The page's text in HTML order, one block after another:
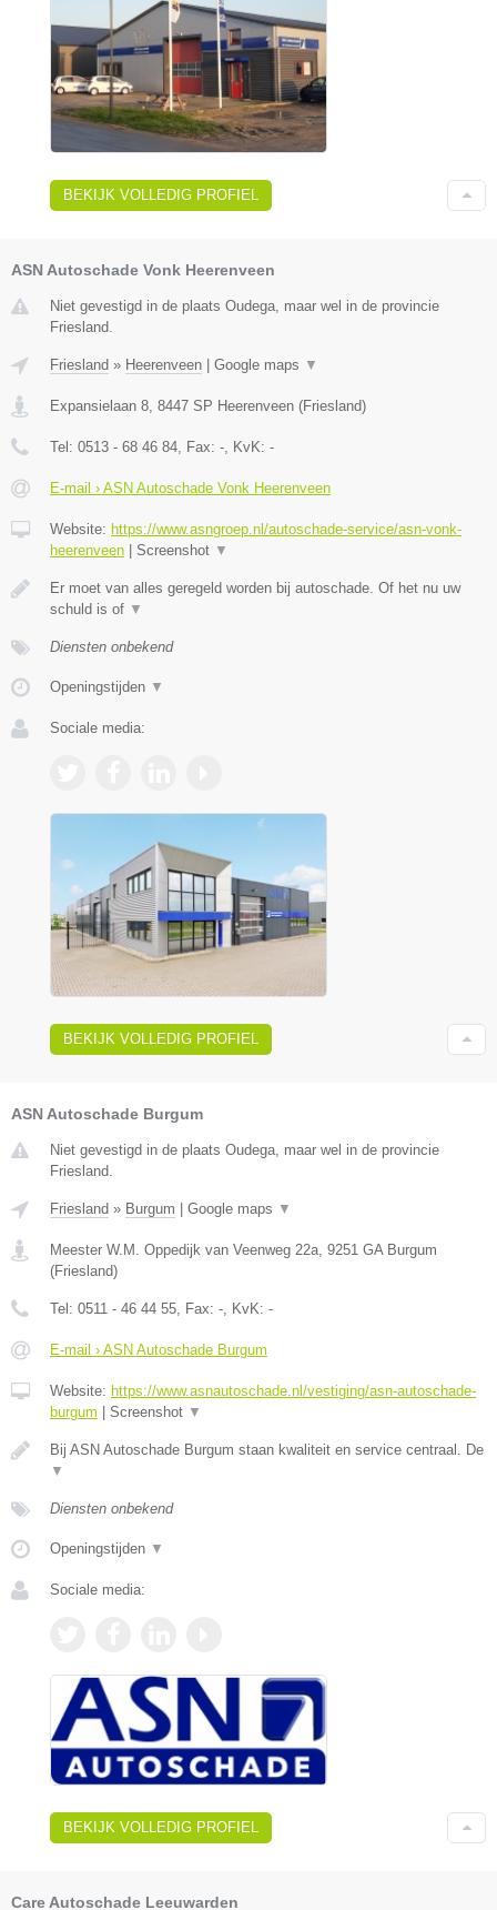
BEKIJK VOLLEDIG PROFIEL
ASN Autoschade Vonk Heerenveen
Niet gevestigd in de plaats Oudega, maar wel in de provincie
Friesland.
Friesland » Heerenveen | Google maps ▼
Expansielaan 8 8447 SP Heerenveen (Friesland)
Tel: 0513 - 68 46 84 , Fax: - , KvK: -
E-mail › ASN Autoschade Vonk Heerenveen
Website: https://www.asngroep.nl/autoschade-service/asn-vonk-
heerenveen | Screenshot ▼
Er moet van alles geregeld worden bij autoschade. Of het nu uw
schuld is of ▼
Diensten onbekend
Openingstijden ▼
Sociale media:
BEKIJK VOLLEDIG PROFIEL
ASN Autoschade Burgum
Niet gevestigd in de plaats Oudega, maar wel in de provincie
Friesland.
Friesland » Burgum Google maps ▼
Meester W.M. Oppedijk van Veenweg 22a, 9251 GA Burgum
(Friesland)
Tel: 0511 - 46 44 55, Fax: -, KvK: -
E-mail › ASN Autoschade Burgum
Website: https://www.asnautoschade.nl/vestiging/asn-autoschade-
burgum
Screenshot ▼
Bij ASN Autoschade Burgum staan kwaliteit en service centraal. De
▼
Diensten onbekend
Openingstijden ▼
Sociale media:
BEKIJK VOLLEDIG PROFIEL
Care Autoschade Leeuwarden